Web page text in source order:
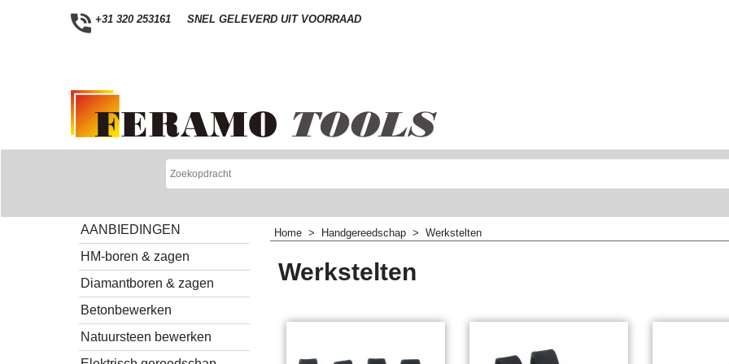
+31 320 253161 SNEL GELEVERD UIT VOORRAAD
AANBIEDINGEN
HM-boren & zagen
Diamantboren & zagen
Betonbewerken
Natuursteen bewerken
Home > Handgereedschap > Werkstelten
Werkstelten